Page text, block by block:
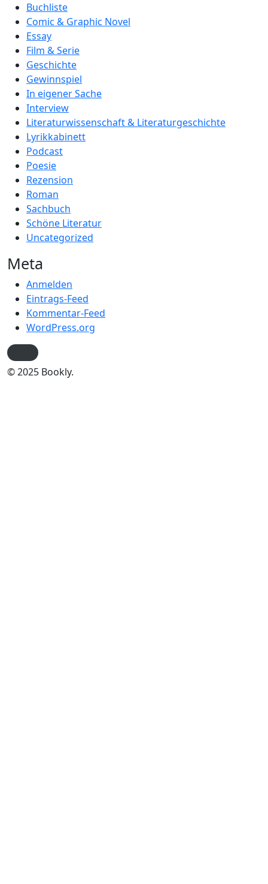
Buchliste
Comic & Graphic Novel
Essay
Film & Serie
Geschichte
Gewinnspiel
In eigener Sache
Interview
Literaturwissenschaft & Literaturgeschichte
Lyrikkabinett
Podcast
Poesie
Rezension
Roman
Sachbuch
Schöne Literatur
Uncategorized
Meta
Anmelden
Eintrags-Feed
Kommentar-Feed
WordPress.org
© 2025 Bookly.